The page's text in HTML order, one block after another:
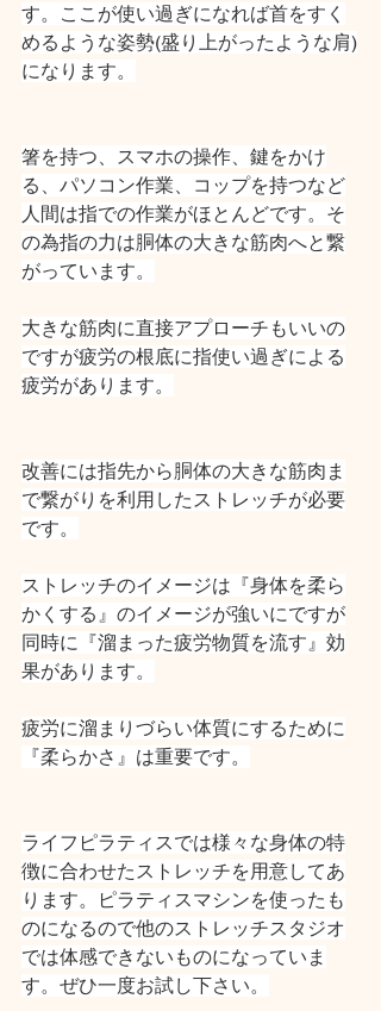
す。ここが使い過ぎになれば首をすく
めるような姿勢(盛り上がったような肩)
になります。
箸を持つ、スマホの操作、鍵をかけ
る、パソコン作業、コップを持つなど
人間は指での作業がほとんどです。そ
の為指の力は胴体の大きな筋肉へと繋
がっています。
大きな筋肉に直接アプローチもいいの
ですが疲労の根底に指使い過ぎによる
疲労があります。
改善には指先から胴体の大きな筋肉ま
で繋がりを利用したストレッチが必要
です。
ストレッチのイメージは『身体を柔ら
かくする』のイメージが強いにですが
同時に『溜まった疲労物質を流す』効
果があります。
疲労に溜まりづらい体質にするために
『柔らかさ』は重要です。
ライフピラティスでは様々な身体の特
徴に合わせたストレッチを用意してあ
ります。ピラティスマシンを使ったも
のになるので他のストレッチスタジオ
では体感できないものになっていま
す。ぜひ一度お試し下さい。